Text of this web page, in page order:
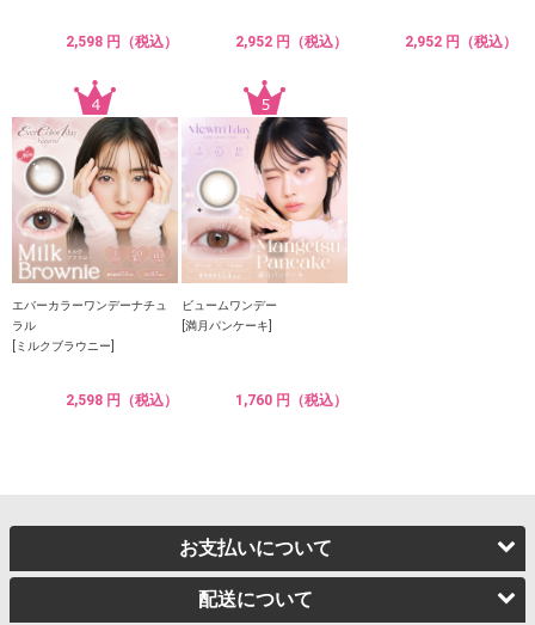
2,598 円（税込） 2,952 円（税込） 2,952 円（税込）
エバーカラーワンデーナチュ
ラル
[ミルクブラウニー]
2,598 円（税込）
ビュームワンデー
[満月パンケーキ]
1,760 円（税込）
お支払いについて
配送について